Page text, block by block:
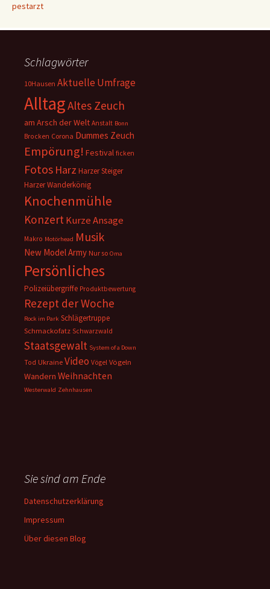
pestarzt
Schlagwörter
10Hausen Aktuelle Umfrage
AlltagAltes Zeuch
am Arsch der Welt Anstalt Bonn
Brocken Corona Dummes Zeuch
Empörung! Festival ficken
Fotos Harz Harzer Steiger
Harzer Wanderkönig
Knochenmühle
KonzertKurze Ansage
Makro Motörhead Musik
New Model Army Nur so Oma
Persönliches
Polizeiübergriffe Produktbewertung
Rezept der Woche
Rock im Park Schlägertruppe
Schmackofatz Schwarzwald
Staatsgewalt System of a Down
Tod Ukraine Video Vögel Vögeln
Wandern Weihnachten
Westerwald Zehnhausen
Sie sind am Ende
Datenschutzerklärung
Impressum
Über diesen Blog